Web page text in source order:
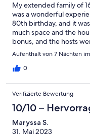
My extended family of
was a wonderful
80th birthday, and it
much space and the
bonus, and the hosts
questions, information
this place as well as our
Aufenthalt von 7 Nächten
0
Verifizierte Bewertung
10/10 –
Maryssa S.
31. Mai 2023